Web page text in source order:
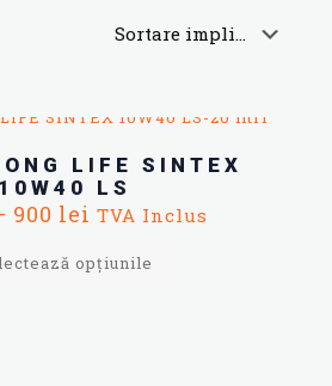
LIFE SINTEX
10W40 LS
900 lei Interval
prețuri:
65 lei
TVA Inclus
opțiunile